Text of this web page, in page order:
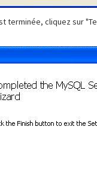
terminée, cliquez sur